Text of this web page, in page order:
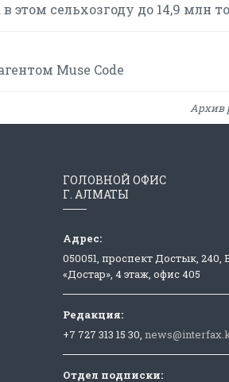
этом сельхозгоду до 14,9 млн
Muse Code
Архив
ГОЛОВНОЙ ОФИС
Г. АЛМАТЫ
Адрес:
050051, проспект Достык, 240,
«Достар», 4 этаж, офис 405
Редакция:
+7 727 313 15 30,
Отдел подписки: